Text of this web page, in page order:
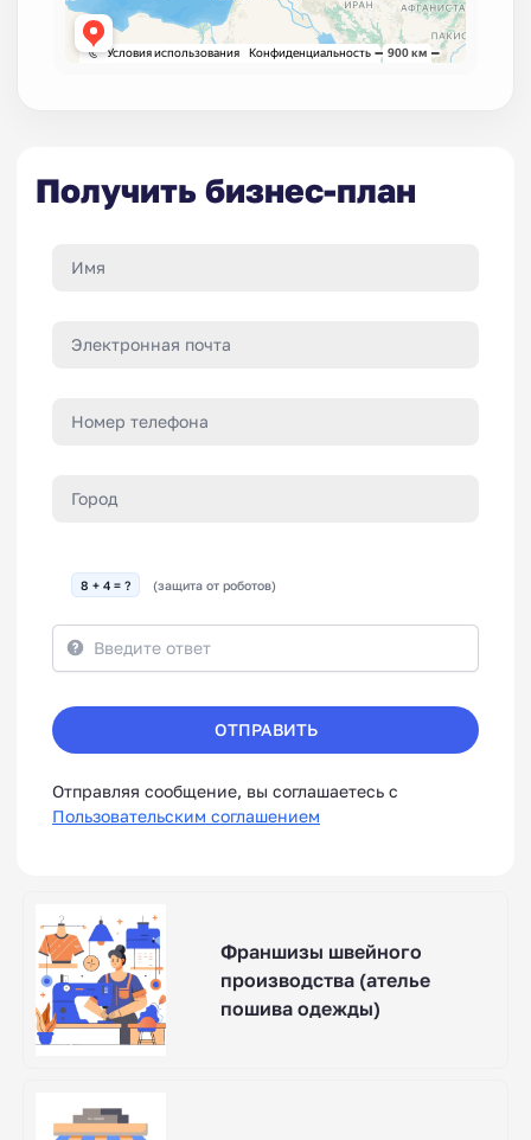
Получить бизнес-план
8 + 4 = ? (защита от роботов)
ОТПРАВИТЬ
Отправляя сообщение, вы соглашаетесь с
Пользовательским соглашением
Франшизы швейного
производства (ателье
пошива одежды)